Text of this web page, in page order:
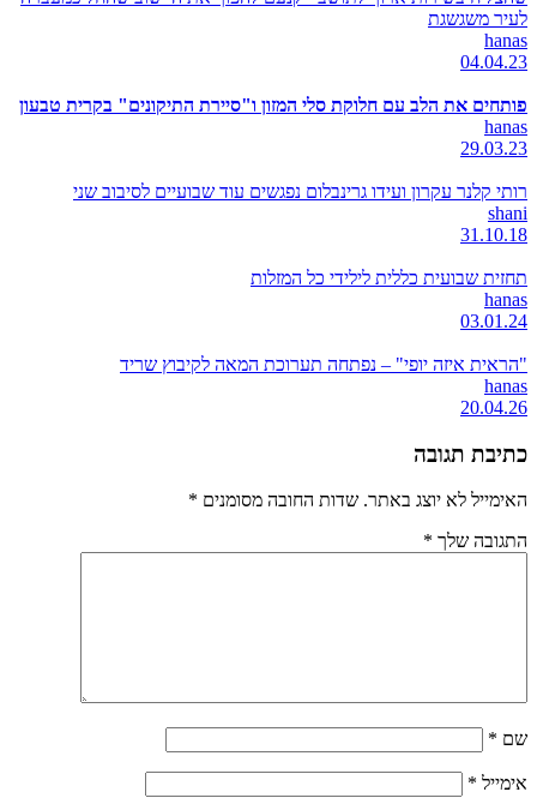
לעיר משגשגת
hanas
04.04.23
פותחים את הלב עם חלוקת סלי המזון ו"סיירת התיקונים" בקרית טבעון
hanas
29.03.23
רותי קלנר עקרון ועידו גרינבלום נפגשים עוד שבועיים לסיבוב שני
shani
31.10.18
תחזית שבועית כללית לילידי כל המזלות
hanas
03.01.24
"הראית איזה יופי" – נפתחה תערוכת המאה לקיבוץ שריד
hanas
20.04.26
כתיבת תגובה
האימייל לא יוצג באתר. שדות החובה מסומנים *
התגובה שלך *
שם *
אימייל *